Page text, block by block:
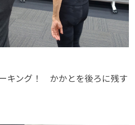
キング！ かかとを後ろに残す